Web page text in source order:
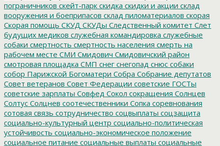
пограничников скейт-парк скидка скидки и акции склад
вооружения и боеприпасов склад пиломатериалов скорая
Скорая помощь СКУД СКУДы Следственный комитет Слет
будущих медиков служебная командировка служебные
собаки смертность смертность населения смерть на
рабочем месте СМИ Смидович Смидовичский район
смотровая площадка СМП снег снегопад снюс собаки
собор Парижской Богоматери Собра Собрание депутатов
Совет ветеранов Совет Федерации советские ГОСТы
советские зарплаты Совфед Сокол сокращения Солнцев
Солтус Солцнев соотечественники Сопка соревнования
сотовая связь сотрудничество соцвыплаты соцзащита
социально-культурный центр социально-политическая
устойчивость социально-экономическое положение
социальное питание социальные выплаты социальные